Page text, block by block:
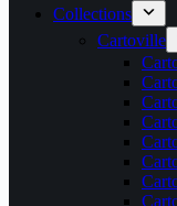
Collections
Cartoville